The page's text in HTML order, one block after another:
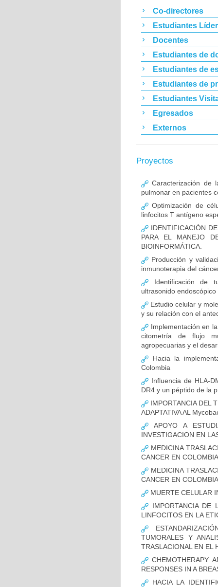
Co-directores
Estudiantes
Docentes
Estudiantes de
Estudiantes de
Estudiantes de
Estudiantes
Egresados
Externos
Proyectos
Caracterización de
pulmonar en pacientes
Optimización de
linfocitos T antígeno
IDENTIFICACIÓN
PARA EL MANEJO
BIOINFORMÁTICA.
Producción y
inmunoterapia del
Identificación de
ultrasonido endoscópico
Estudio celular y
y su relación con el
Implementación en
citometría de flujo
agropecuarias y el
Hacia la
Colombia
Influencia de HLA-
DR4 y un péptido de la
IMPORTANCIA DEL
ADAPTATIVA AL
APOYO A
INVESTIGACION EN
MEDICINA
CANCER EN COLOMBIA
MEDICINA
CANCER EN COLOMBIA
MUERTE CELULAR
IMPORTANCIA DE
LINFOCITOS EN LA
TUMORALES Y
TRASLACIONAL EN EL
CHEMOTHERAPY
RESPONSES IN A
HACIA LA